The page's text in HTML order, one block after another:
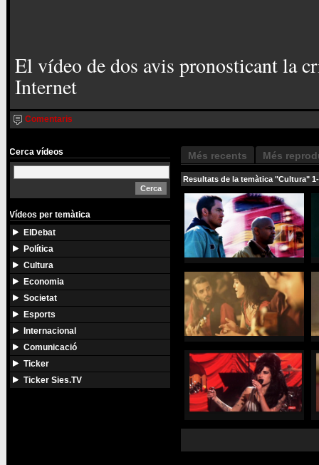
El vídeo de dos avis pronosticant la
Internet
Comentaris
Cerca vídeos
Vídeos per temàtica
ElDebat
Política
Cultura
Economia
Societat
Esports
Internacional
Comunicació
Ticker
Ticker Sies.TV
Més recents Més
Resultats de la temàtica "Cultura" 1-